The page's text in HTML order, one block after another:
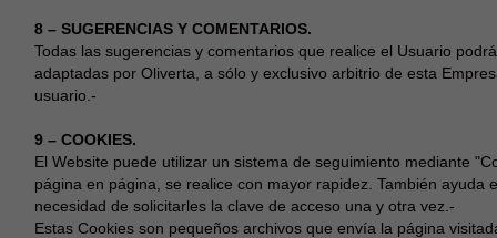
8 – SUGERENCIAS Y COMENTARIOS.
Todas las sugerencias y comentarios que realice el Usuario
adaptadas por Oliverta, a sólo y exclusivo arbitrio de esta
usuario.-
9 – COOKIES.
El Website puede utilizar un sistema de seguimiento mediante
página en página, se realice con mayor rapidez. También ayuda
necesidad de solicitarles la clave de acceso una y otra vez.-
Estas Cookies son pequeños archivos que envía la página